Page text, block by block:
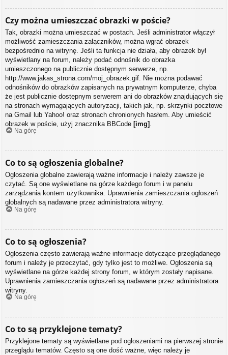
Czy można umieszczać obrazki w poście?
Tak, obrazki można umieszczać w postach. Jeśli administrator włączył
możliwość zamieszczania załączników, można wgrać obrazek
bezpośrednio na witrynę. Jeśli ta funkcja nie działa, aby obrazek był
wyświetlany na forum, należy podać odnośnik do obrazka
umieszczonego na publicznie dostępnym serwerze, np.
http://www.jakas_strona.com/moj_obrazek.gif. Nie można podawać
odnośników do obrazków zapisanych na prywatnym komputerze, chyba
że jest publicznie dostępnym serwerem ani do obrazków znajdujących się
na stronach wymagających autoryzacji, takich jak, np. skrzynki pocztowe
na Gmail lub Yahoo! oraz stronach chronionych hasłem. Aby umieścić
obrazek w poście, użyj znacznika BBCode [img]
Na górę
Co to są ogłoszenia globalne?
Ogłoszenia globalne zawierają ważne informacje i należy zawsze je
czytać. Są one wyświetlane na górze każdego forum i w panelu
zarządzania kontem użytkownika. Uprawnienia zamieszczania ogłoszeń
globalnych są nadawane przez administratora witryny.
Na górę
Co to są ogłoszenia?
Ogłoszenia często zawierają ważne informacje dotyczące przeglądanego
forum i należy je przeczytać, gdy tylko jest to możliwe. Ogłoszenia są
wyświetlane na górze każdej strony forum, w którym zostały napisane.
Uprawnienia zamieszczania ogłoszeń są nadawane przez administratora
witryny.
Na górę
Co to są przyklejone tematy?
Przyklejone tematy są wyświetlane pod ogłoszeniami na pierwszej stronie
przeglądu tematów. Często są one dość ważne, więc należy je